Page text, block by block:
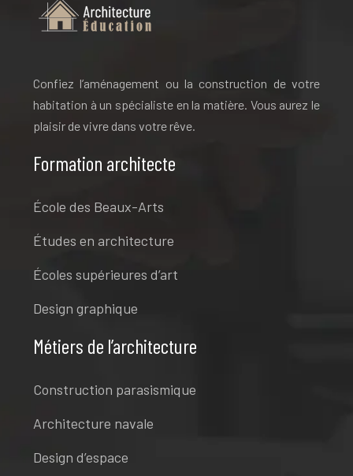
Confiez l’aménagement ou la construction de votre
habitation à un spécialiste en la matière. Vous aurez le
plaisir de vivre dans votre rêve.
Formation architecte
École des Beaux-Arts
Études en architecture
Écoles supérieures d’art
Design graphique
Métiers de l’architecture
Construction parasismique
Architecture navale
Design d’espace